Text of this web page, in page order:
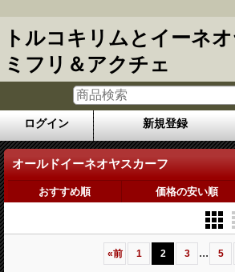
トルコキリムとイーネ
ミフリ＆アクチェ
ログイン 新規登録
オールドイーネオヤスカーフ
おすすめ順 価格の安い順
«前 1 2 3 ... 5